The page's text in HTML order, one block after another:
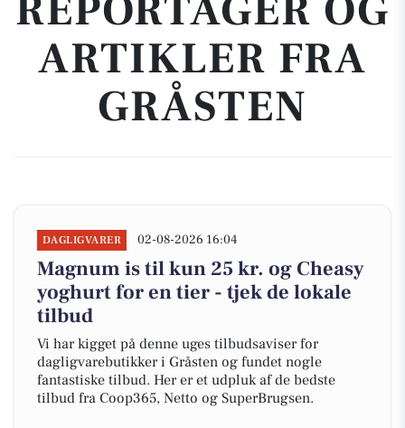
ARTIKLER FRA
GRÅSTEN
DAGLIGVARER 02-08-2026 16:04
Magnum is til kun 25 kr. og Cheasy
yoghurt for en tier - tjek de lokale
tilbud
Vi har kigget på denne uges tilbudsaviser for
dagligvarebutikker i Gråsten og fundet nogle
fantastiske tilbud. Her er et udpluk af de bedste
tilbud fra Coop365, Netto og SuperBrugsen.